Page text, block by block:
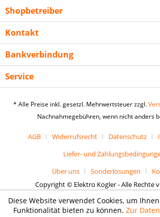
Shopbetreiber
Kontakt
Bankverbindung
Service
* Alle Preise inkl. gesetzl. Mehrwertsteuer zzgl.
Nachnahmegebühren, wenn nicht anders
AGB Widerrufsrecht Datenschutz
Liefer- und
Über uns
Sonderlösungen
Copyright © Elektro Kogler - Alle Rechte
Diese Website verwendet Cookies, um
Funktionalität bieten zu können. Zur